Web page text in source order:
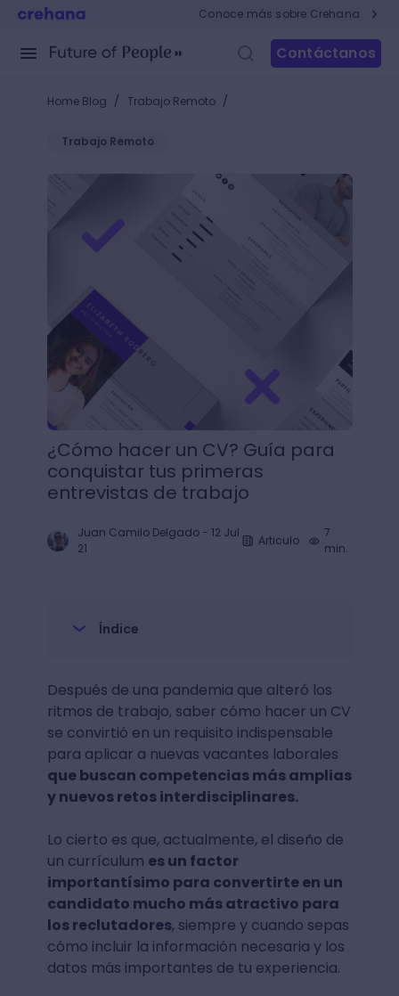
Conoce más sobre Crehana
Contáctanos
Home Blog / Trabajo Remoto /
Trabajo Remoto
¿Cómo hacer un CV? Guía para conquistar tus
¿Cómo hacer un CV? Guía para
conquistar tus primeras
entrevistas de trabajo
Juan Camilo Delgado- 12 Jul
21
Articulo
7
min.
Índice
Después de una pandemia que alteró los
ritmos de trabajo, saber cómo hacer un CV
se convirtió en un requisito indispensable
para aplicar a nuevas vacantes laborales
que buscan competencias más amplias
y nuevos retos interdisciplinares.
Lo cierto es que, actualmente, el diseño de
un currículum es un factor
importantísimo para convertirte en un
candidato mucho más atractivo para
los reclutadores, siempre y cuando sepas
cómo incluir la información necesaria y los
datos más importantes de tu experiencia.